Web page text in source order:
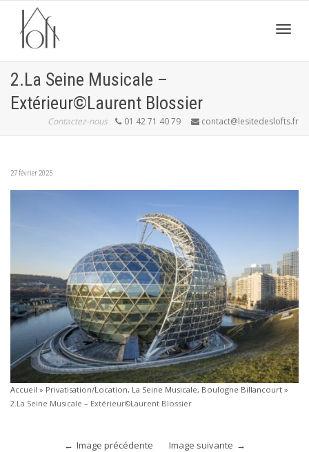
2.La Seine Musicale –
Extérieur©Laurent Blossier
Contactez-nous 01 42 71 40 79 contact@lesitedeslofts.fr
27 février 2025
Accueil » Privatisation/Location, La Seine Musicale, Boulogne Billancourt »
2.La Seine Musicale – Extérieur©Laurent Blossier
Image précédente Image suivante